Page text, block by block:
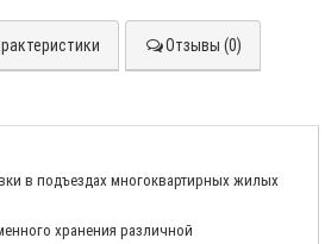
Отзывы (0)
в подъездах многоквартирных жилых
хранения различной